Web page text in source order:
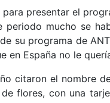
presentar el
mucho se
su programa de
en España no le quería
citaron el
flores, con una